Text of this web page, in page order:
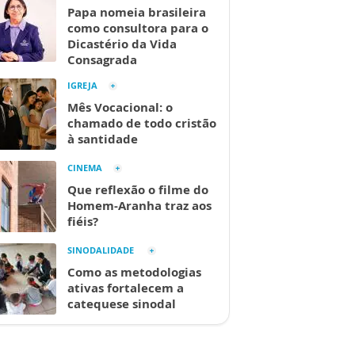
Papa nomeia brasileira
como consultora para o
Dicastério da Vida
Consagrada
IGREJA
Mês Vocacional: o
chamado de todo cristão
à santidade
CINEMA
Que reflexão o filme do
Homem-Aranha traz aos
fiéis?
SINODALIDADE
Como as metodologias
ativas fortalecem a
catequese sinodal